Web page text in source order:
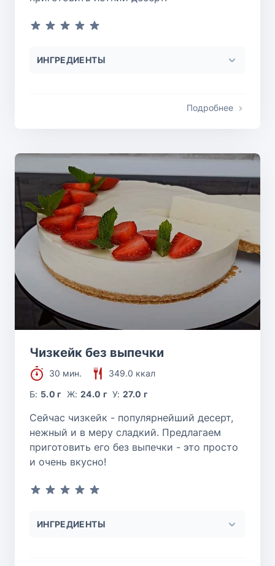
ИНГРЕДИЕНТЫ
Подробнее
Чизкейк без выпечки
30 мин.
349.0 ккал
Б: 5.0 г Ж: 24.0 г У:27.0 г
Сейчас чизкейк - популярнейший десерт,
нежный и в меру сладкий. Предлагаем
приготовить его без выпечки - это просто
и очень вкусно!
ИНГРЕДИЕНТЫ